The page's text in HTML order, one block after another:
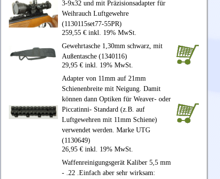
3-9x32 und mit Präzisionsadapter für
Weihrauch Luftgewehre
(1130115set77-55PR)
259,55 € inkl. 19% MwSt.
Gewehrtasche 1,30mm schwarz, mit
Außentasche (1340116)
29,95 € inkl. 19% MwSt.
Adapter von 11mm auf 21mm
Schienenbreite mit Neigung. Damit
können dann Optiken für Weaver- oder
Piccatinni- Standard (z.B. auf
Luftgewehren mit 11mm Schiene)
verwendet werden. Marke UTG
(1130649)
26,95 € inkl. 19% MwSt.
Waffenreinigungsgerät Kaliber 5,5 mm
- .22 .Einfach aber sehr wirksam: